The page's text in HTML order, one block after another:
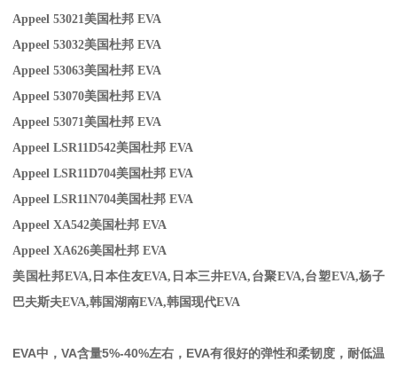
Appeel 53021美国杜邦 EVA
Appeel 53032美国杜邦 EVA
Appeel 53063美国杜邦 EVA
Appeel 53070美国杜邦 EVA
Appeel 53071美国杜邦 EVA
Appeel LSR11D542美国杜邦 EVA
Appeel LSR11D704美国杜邦 EVA
Appeel LSR11N704美国杜邦 EVA
Appeel XA542美国杜邦 EVA
Appeel XA626美国杜邦 EVA
美国杜邦EVA, 日本住友EVA, 日本三井EVA,台聚EVA,台塑EVA,杨子
巴夫斯夫EVA,韩国湖南EVA,韩国现代EVA
EVA中，VA含量5%-40%左右， EVA有很好的弹性和柔韧度，耐低温